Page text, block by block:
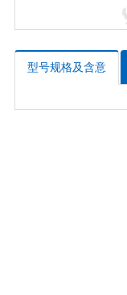
型号规格及含意